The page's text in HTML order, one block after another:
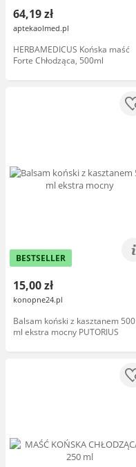
64,19 zł
aptekaolmed.pl
HERBAMEDICUS Końska maść
Forte Chłodząca, 500ml
BESTSELLER
15,00 zł
konopne24.pl
Balsam koński z kasztanem 500
ml ekstra mocny PUTORIUS